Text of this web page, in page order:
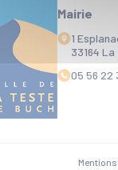
Mairie
1
33164
05 56 22